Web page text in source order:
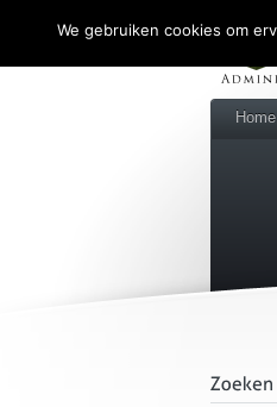
Home
We gebruiken cookies om